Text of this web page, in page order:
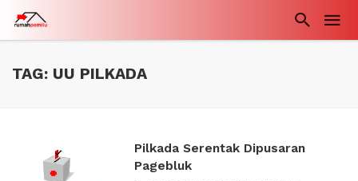
TAG: UU PILKADA
Pilkada Serentak Dipusaran
Pagebluk